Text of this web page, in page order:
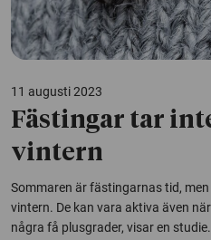
11 augusti 2023
Fästingar tar
vintern
Sommaren är fästingarnas tid,
vintern. De kan vara aktiva även
några få plusgrader, visar en studie.